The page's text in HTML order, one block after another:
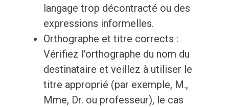
langage trop décontracté ou des
expressions informelles.
Orthographe et titre corrects :
Vérifiez l'orthographe du nom du
destinataire et veillez à utiliser le
titre approprié (par exemple, M.,
Mme, Dr. ou professeur), le cas